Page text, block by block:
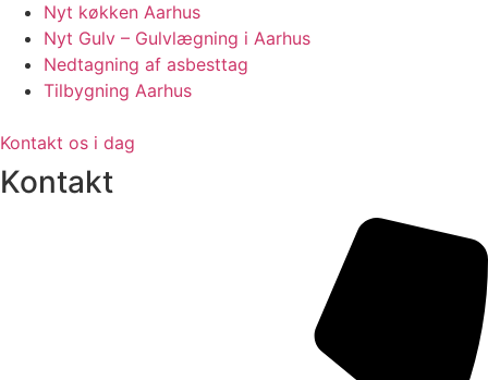
Nyt køkken Aarhus
Nyt Gulv – Gulvlægning i Aarhus
Nedtagning af asbesttag
Tilbygning Aarhus
Kontakt os i dag
Kontakt